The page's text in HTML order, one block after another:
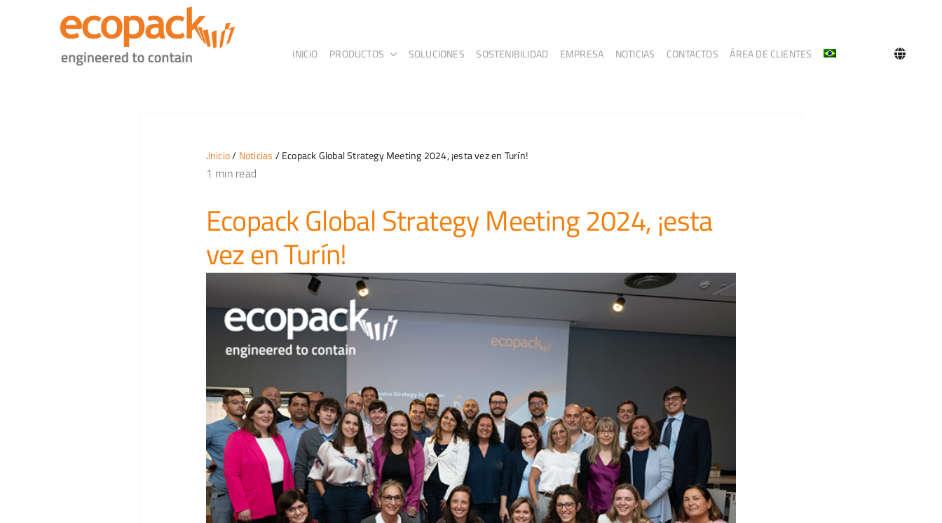
INICIO PRODUCTOS SOLUCIONES SOSTENIBILIDAD EMPRESA NOTICIAS CONTACTOS ÁREA DE CLIENTES
.Inicio/ Noticias / Ecopack Global Strategy Meeting 2024, ¡esta vez en Turín!
1 min read
Ecopack Global Strategy Meeting 2024, ¡esta
vez en Turín!